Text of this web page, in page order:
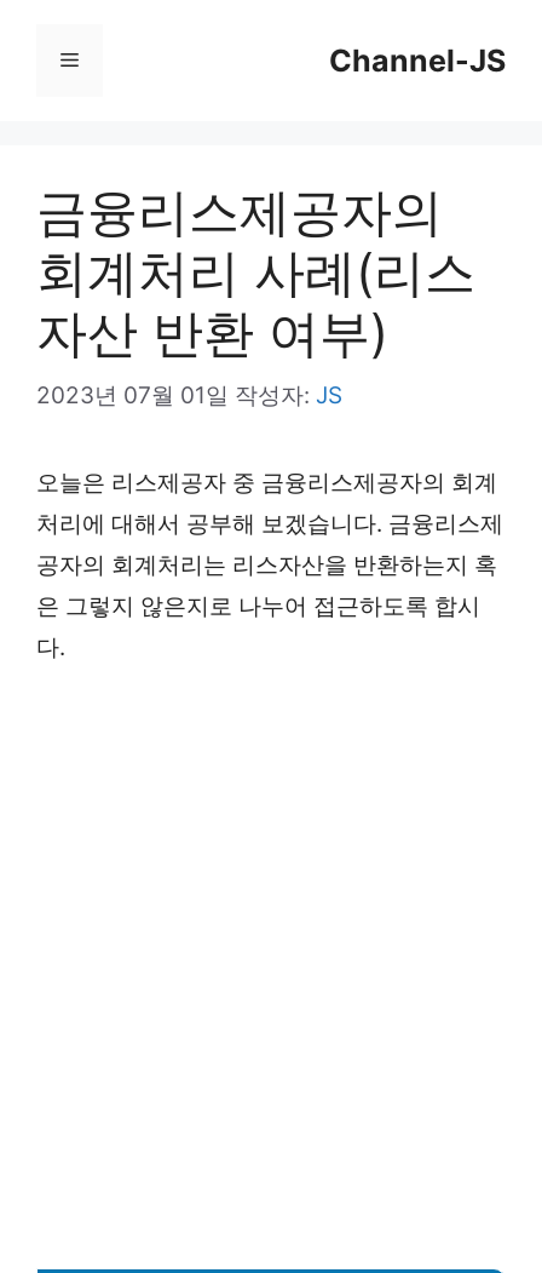
Channel-JS
메
금융리스제공자의
회계처리 사례(리스
자산 반환 여부)
2023년 07월 01일 작성자: JS
오늘은 리스제공자 중 금융리스제공자의 회계
처리에 대해서 공부해 보겠습니다. 금융리스제
공자의 회계처리는 리스자산을 반환하는지 혹
은 그렇지 않은지로 나누어 접근하도록 합시
다.